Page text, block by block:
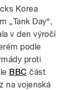
Korea
„Tank Day“,
v den výročí
podle
proti
BBC část
na vojenská